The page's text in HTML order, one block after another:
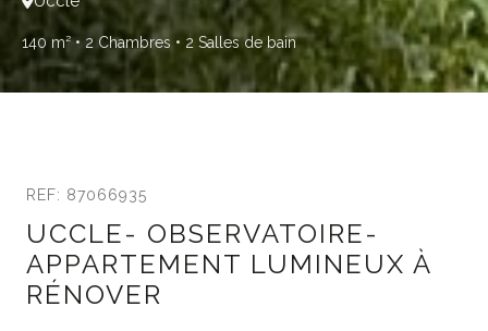
140 m² • 2 Chambres • 2 Salles de bain
REF: 87066935
UCCLE- OBSERVATOIRE-
APPARTEMENT LUMINEUX À
RÉNOVER